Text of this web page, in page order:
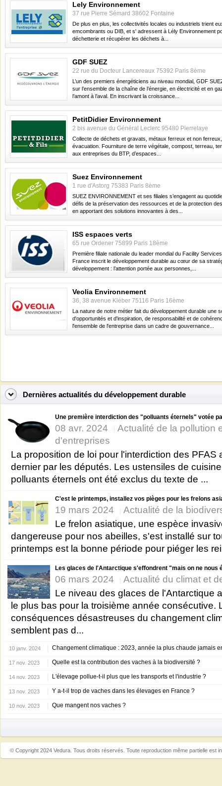
Lely Environnement
37 rue Pierre Sémard 38602 Fontaine
De plus en plus, les collectivités locales ou industriels trient
emcombrants ou DIB, et s' adressent à Lély Environnement
déchetterie et récupérer les déchets à...
GDF SUEZ
22 rue du Docteur Lancereaux 75392 Paris 8ème
L’un des premiers énergéticiens au niveau mondial, GDF
sur l’ensemble de la chaîne de l’énergie, en électricité et en
l’amont à l’aval. En inscrivant la croissance...
PetitDidier Environnement
2 bis avenue du Général Leclerc 95480 Pierrelaye
Collecte de déchets et gravats, métaux ferreux et non
évacuation. Fourniture de terre végétale, compost, terreau,
aux entreprises du BTP, d’espaces...
Suez Environnement
1 rue d'Astorg 75383 Paris 8ème
SUEZ ENVIRONNEMENT et ses filiales s’engagent au
défis de la préservation des ressources et de la protection
en apportant des solutions innovantes à des...
ISS espaces verts
65 rue Ordener 75899 Paris 18ème
Première filiale nationale du leader mondial du Facility
France inscrit le développement durable au cœur de sa
développement : l’attention portée aux personnes,...
Veolia Environnement
36, 38 avenue Kléber 75116 Paris 16ème
La nature de notre métier fait du développement durable une
d'opportunités et d'inspiration, de responsabilité et de
l'ensemble de l'entreprise dans un cadre de gouvernance...
Dernières actualités du développement durable
Une première interdiction des "polluants éternels" votée
08 avr. 2024
Actualité de la pollution
d'entreprises
La proposition de loi pour l'interdiction des PFAS
dernier par les députés. Les ustensiles de
polluants éternels ont été exclus du texte de ...
C'est le printemps, installez vos pièges pour les frelons
19 mars 2024
Actualité de la
Le frelon asiatique, une espèce
dangereuse pour nos abeilles, s'est installé sur
printemps est la bonne période pour piéger les
Les glaces de l'Antarctique s'effondrent "mais on ne nous
06 mars 2024
Actualité du climat et
Le niveau des glaces de l'Antarctique
le plus bas pour la troisième année consécutive.
conséquences désastreuses du changement
semblent pas d...
10 janv. 2024 Changement climatique : 2023, année la plus chaude jamais
17 nov. 2023 Quelle est la contribution des vaches à la biodiversité ?
14 nov. 2023 L'élevage pollue-t-il plus que les transports et l'industrie ?
13 nov. 2023 Y a-t-il trop de vaches dans les élevages en France ?
10 nov. 2023 Que mangent nos vaches ?
© Copyright 2024 Vedura. Tous droits réservés. Toute reproduction même partielle est